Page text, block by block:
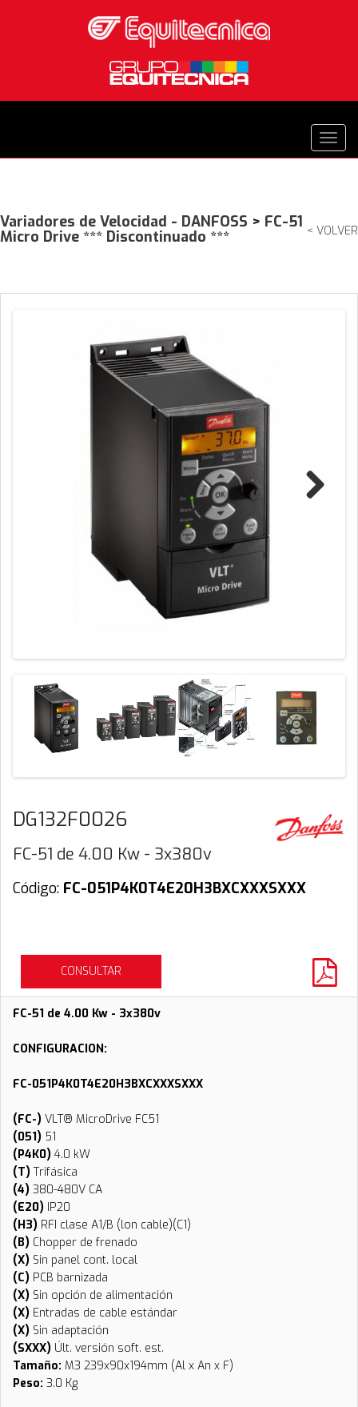
< VOLVER
Variadores de Velocidad - DANFOSS > FC-51
Micro Drive *** Discontinuado ***
DG132F0026
FC-51 de 4.00 Kw - 3x380v
Código: FC-051P4K0T4E20H3BXCXXXSXXX
CONSULTAR
FC-51 de 4.00 Kw - 3x380v
CONFIGURACION:
FC-051P4K0T4E20H3BXCXXXSXXX
(FC-) VLT® MicroDrive FC51
(051) 51
(P4K0) 4.0 kW
(T) Trifásica
(4) 380-480V CA
(E20) IP20
(H3) RFI clase A1/B (lon cable)(C1)
(B) Chopper de frenado
(X) Sin panel cont. local
(C) PCB barnizada
(X) Sin opción de alimentación
(X) Entradas de cable estándar
(X) Sin adaptación
(SXXX) Últ. versión soft. est.
Tamaño: M3 239x90x194mm (Al x An x F)
Peso: 3.0 Kg